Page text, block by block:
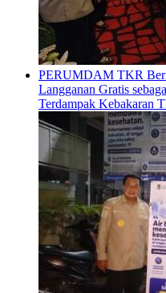
PERUMDAM TKR
Langganan Gratis
Terdampak Kebakaran